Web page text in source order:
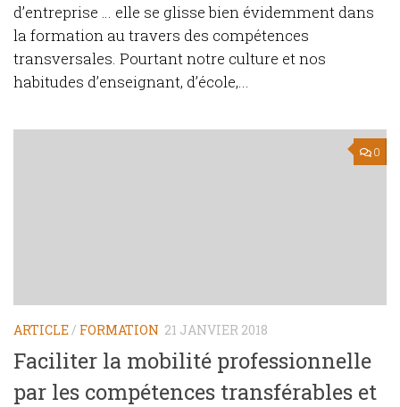
d’entreprise … elle se glisse bien évidemment dans
la formation au travers des compétences
transversales. Pourtant notre culture et nos
habitudes d’enseignant, d’école,...
0
ARTICLE/ FORMATION 21 JANVIER 2018
Faciliter la mobilité professionnelle
par les compétences transférables et